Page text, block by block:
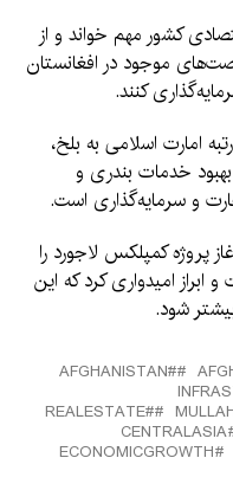
کشور مهم خواند و از
موجود در افغانستان
کنند.
امارت اسلامی به بلخ،
خدمات بندری و
و سرمایه‌گذاری است.
پروژه کمپلکس لاجورد را
امیدواری کرد که این
شود.
#َAFGHANISTAN
#REALESTATE
CENTRALASIA
ECONOMICGROWTH